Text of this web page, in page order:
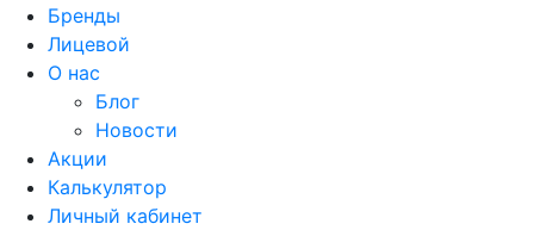
Бренды
Лицевой
О нас
Блог
Новости
Акции
Калькулятор
Личный кабинет